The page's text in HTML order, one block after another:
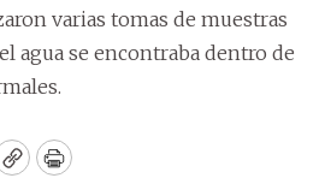
varias tomas de muestras
agua se encontraba dentro de
CopyPrint